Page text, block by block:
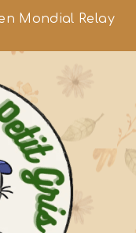
Mondial Relay